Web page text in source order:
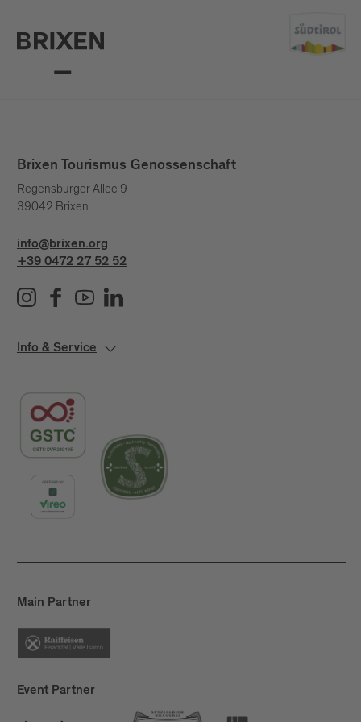
Brixen Tourismus Genossenschaft
Regensburger Allee 9
39042 Brixen
info@brixen.org
+39 0472 27 52 52
Info & Service
Main Partner
Event Partner